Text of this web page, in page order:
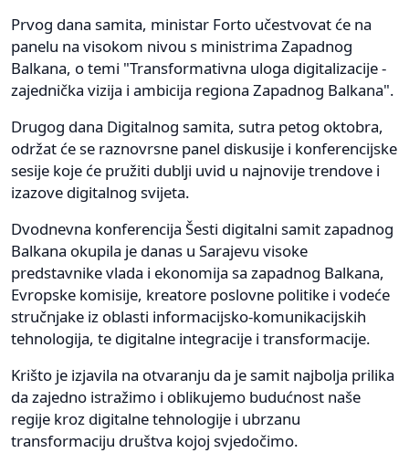
Prvog dana samita, ministar Forto učestvovat će na
panelu na visokom nivou s ministrima Zapadnog
Balkana, o temi "Transformativna uloga digitalizacije -
zajednička vizija i ambicija regiona Zapadnog Balkana".
Drugog dana Digitalnog samita, sutra petog oktobra,
održat će se raznovrsne panel diskusije i konferencijske
sesije koje će pružiti dublji uvid u najnovije trendove i
izazove digitalnog svijeta.
Dvodnevna konferencija Šesti digitalni samit zapadnog
Balkana okupila je danas u Sarajevu visoke
predstavnike vlada i ekonomija sa zapadnog Balkana,
Evropske komisije, kreatore poslovne politike i vodeće
stručnjake iz oblasti informacijsko-komunikacijskih
tehnologija, te digitalne integracije i transformacije.
Krišto je izjavila na otvaranju da je samit najbolja prilika
da zajedno istražimo i oblikujemo budućnost naše
regije kroz digitalne tehnologije i ubrzanu
transformaciju društva kojoj svjedočimo.